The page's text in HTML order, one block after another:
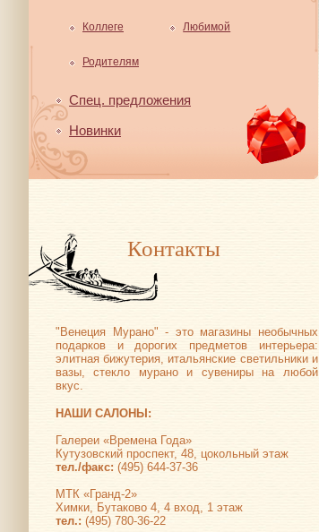
Коллеге Любимой
Родителям
Спец. предложения
Новинки
Контакты
"Венеция Мурано" - это магазины необычных
подарков и дорогих предметов интерьера:
элитная бижутерия, итальянские светильники и
вазы, стекло мурано и сувениры на любой
вкус.
НАШИ САЛОНЫ:
Галереи «Времена Года»
Кутузовский проспект, 48, цокольный этаж
тел./факс: (495) 644-37-36
МТК «Гранд-2»
Химки, Бутаково 4, 4 вход, 1 этаж
тел.: (495) 780-36-22